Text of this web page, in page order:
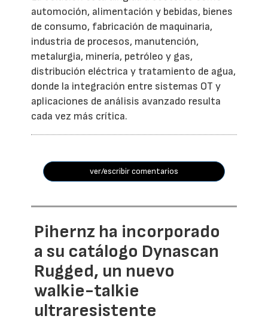
automoción, alimentación y bebidas, bienes
de consumo, fabricación de maquinaria,
industria de procesos, manutención,
metalurgia, minería, petróleo y gas,
distribución eléctrica y tratamiento de agua,
donde la integración entre sistemas OT y
aplicaciones de análisis avanzado resulta
cada vez más crítica.
ver/escribir comentarios
Pihernz ha incorporado
a su catálogo Dynascan
Rugged, un nuevo
walkie-talkie
ultraresistente